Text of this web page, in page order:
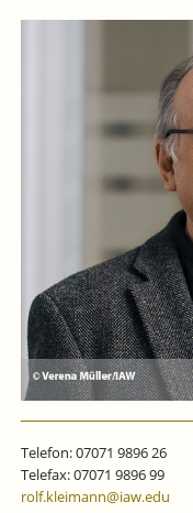
Telefon: 07071 9896 26
Telefax: 07071 9896 99
rolf.kleimann@iaw.edu